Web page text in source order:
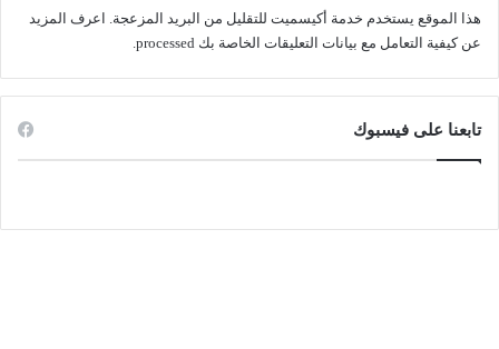
هذا الموقع يستخدم خدمة أكيسميت للتقليل من البريد المزعجة. اعرف المزيد
عن كيفية التعامل مع بيانات التعليقات الخاصة بك processed
.
تابعنا على فيسبوك